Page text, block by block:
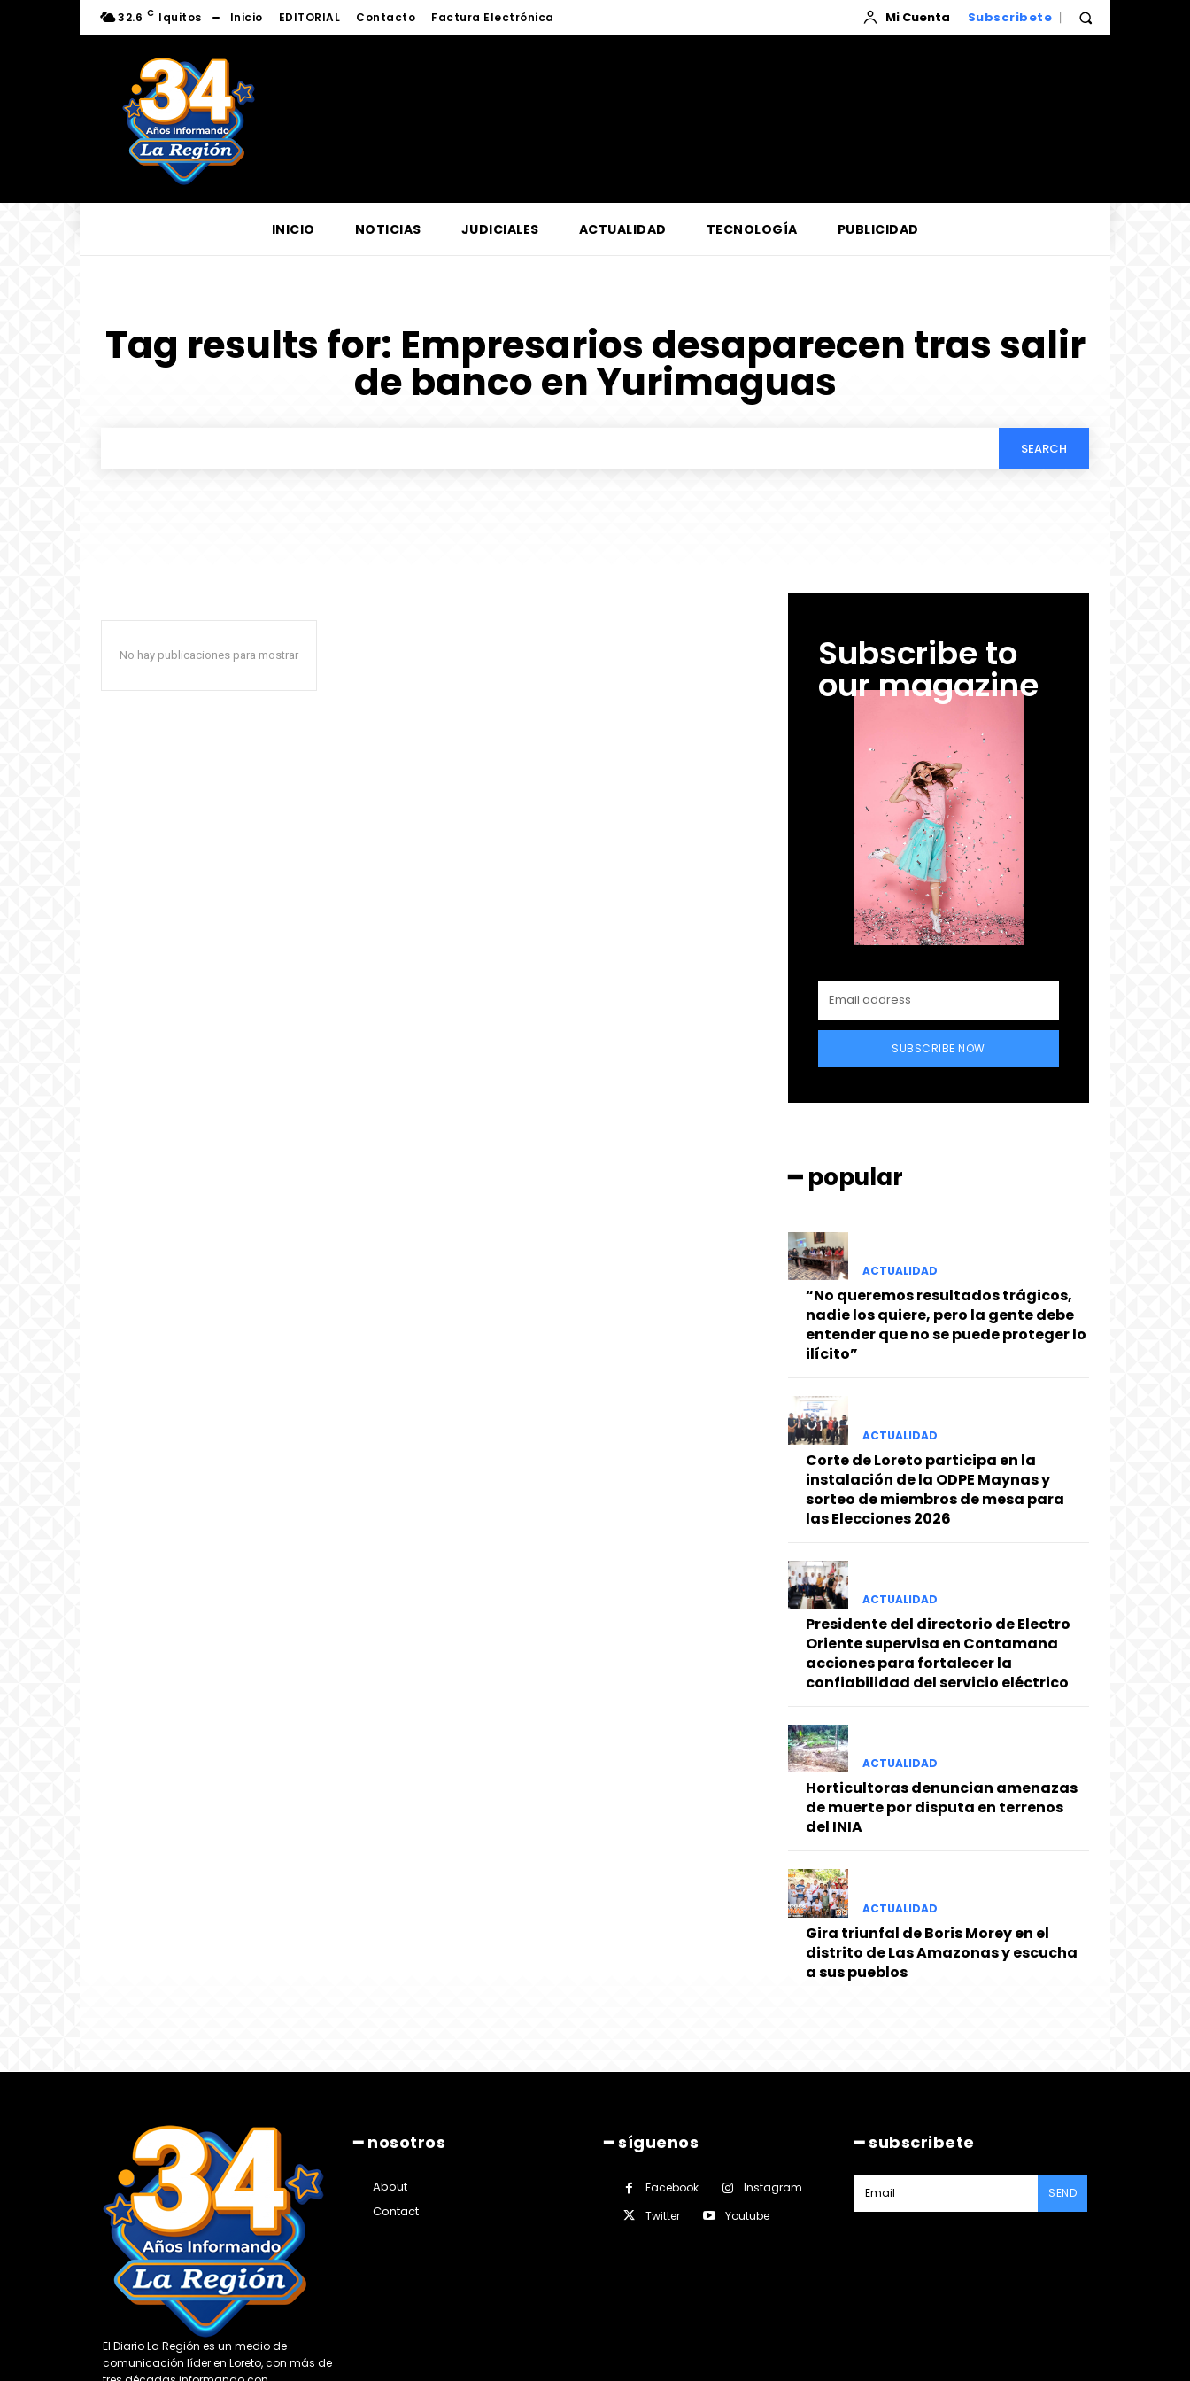
32.6 C Iquitos Inicio EDITORIAL Contacto Factura Electrónica Mi Cuenta Subscribete
INICIO NOTICIAS JUDICIALES ACTUALIDAD TECNOLOGÍA PUBLICIDAD
Tag results for: Empresarios desaparecen tras salir
de banco en Yurimaguas
SEARCH
No hay publicaciones para mostrar Subscribe to
our magazine
SUBSCRIBE NOW
━ popular
ACTUALIDAD
“No queremos resultados trágicos,
nadie los quiere, pero la gente debe
entender que no se puede proteger lo
ilícito”
ACTUALIDAD
Corte de Loreto participa en la
instalación de la ODPE Maynas y
sorteo de miembros de mesa para
las Elecciones 2026
ACTUALIDAD
Presidente del directorio de Electro
Oriente supervisa en Contamana
acciones para fortalecer la
confiabilidad del servicio eléctrico
ACTUALIDAD
Horticultoras denuncian amenazas
de muerte por disputa en terrenos
del INIA
ACTUALIDAD
Gira triunfal de Boris Morey en el
distrito de Las Amazonas y escucha
a sus pueblos
El Diario La Región es un medio de
comunicación líder en Loreto, con más de
━ nosotros
About
Contact
━ síguenos
Facebook
Instagram
Twitter
Youtube
━ subscribete
SEND